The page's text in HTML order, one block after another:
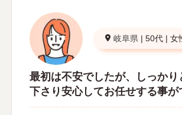
岐阜県 | 50代 | 女
最初は不安でしたが、しっかり
下さり安心してお任せする事が